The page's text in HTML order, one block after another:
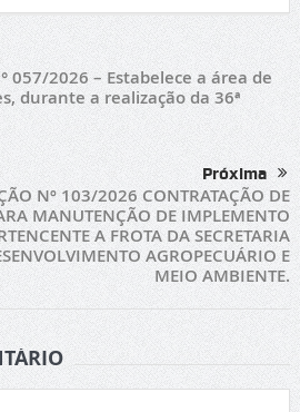
057/2026 – Estabelece a área de
durante a realização da 36ª
Próxima
Nº 103/2026 CONTRATAÇÃO DE
MANUTENÇÃO DE IMPLEMENTO
A FROTA DA SECRETARIA
AGROPECUÁRIO E
MEIO AMBIENTE.